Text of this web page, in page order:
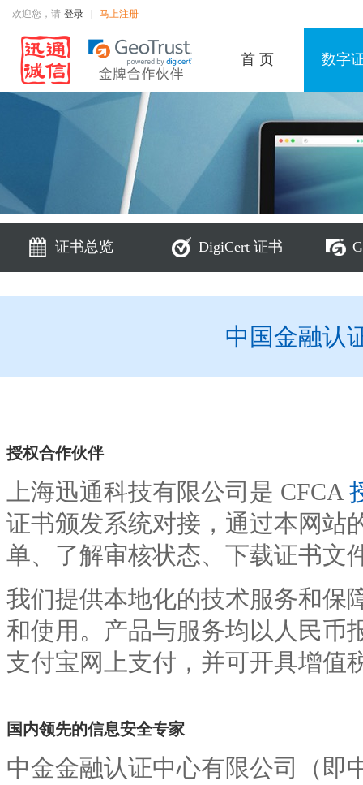
欢迎您，请 登录 马上注册
首 页 数字
证书总览 DigiCert 证书
中国金融认
授权合作伙伴
上海迅通科技有限公司是 CFCA
证书颁发系统对接，通过本网站
单、了解审核状态、下载证书文
我们提供本地化的技术服务和保
和使用。产品与服务均以人民币
支付宝网上支付，并可开具增值
国内领先的信息安全专家
中金金融认证中心有限公司（即